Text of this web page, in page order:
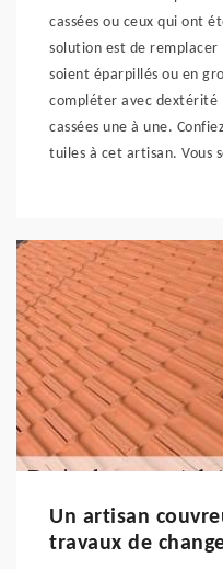
cassées ou ceux qui ont
solution est de remplacer
soient éparpillés ou en
compléter avec dextérité
cassées une à une.
tuiles à cet artisan. Vous
Un artisan
travaux de